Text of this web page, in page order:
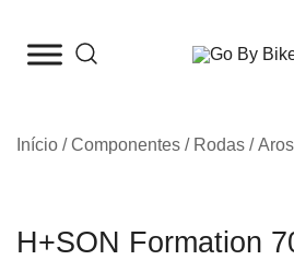
para
Início /Componentes / Rodas /Aros
H+SON Formation